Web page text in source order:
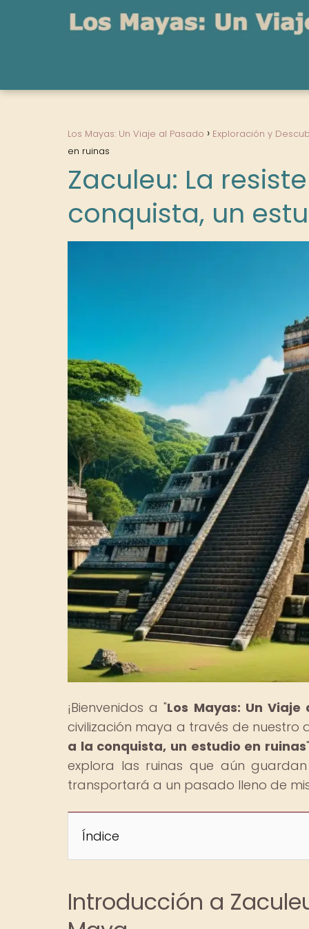
Los Mayas: Un Viaje al Pasado
Exploración y
en ruinas
Zaculeu: La
conquista, un
¡Bienvenidos a "Los Mayas: Un Viaje
civilización maya a través de nuestro
a la conquista, un estudio en ruinas
explora las ruinas que aún
transportará a un pasado lleno de
Índice
Introducción a